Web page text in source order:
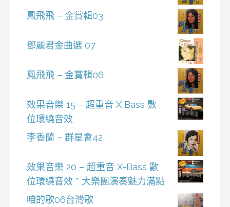
鳳飛飛 – 金賞輯03
鄧麗君金曲選 07
鳳飛飛 – 金賞輯06
效果音樂 15 – 超重音 X Bass 數
位環繞音效
李香蘭 – 群星會42
效果音樂 20 – 超重音 X-Bass 數
位環繞音效 * 大樂團演奏魅力滿點
咱的歌06台灣歌